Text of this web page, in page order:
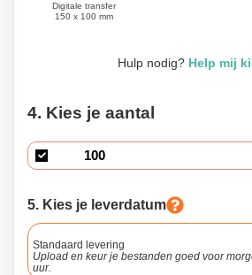
Digitale transfer
150 x 100 mm
Hulp nodig? Help mij
4. Kies je aantal
5. Kies je leverdatum
Standaard levering
Upload en keur je bestanden goed voor
uur.